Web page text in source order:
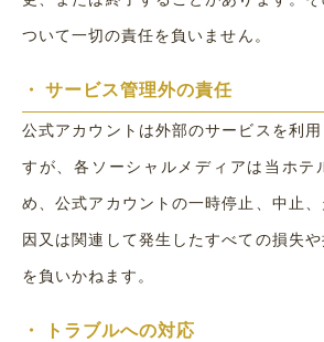
ついて一切の責任を負いません。
・ サービス管理外の責任
公式アカウントは外部のサービスを利
すが、各ソーシャルメディアは当ホテ
め、公式アカウントの一時停止、中止
因又は関連して発生したすべての損失
を負いかねます。
・ トラブルへの対応